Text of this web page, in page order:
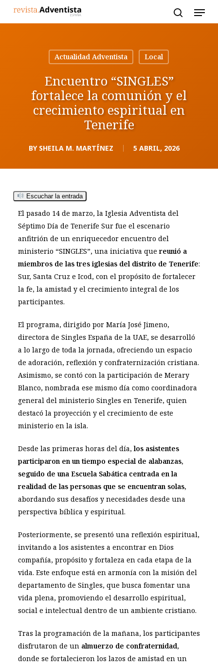
Actualidad Adventista
Local
Encuentro “SINGLES”
fortalece la comunión y el
crecimiento espiritual en
Tenerife
BY SHEILA M. MARTÍNEZ 5 ABRIL, 2026
Escuchar la entrada
El pasado 14 de marzo, la Iglesia Adventista del
Séptimo Día de Tenerife Sur fue el escenario
anfitrión de un enriquecedor encuentro del
ministerio “SINGLES”, una iniciativa quereunió a
miembros de las tres iglesias del distrito de Tenerife:
Sur, Santa Cruz e Icod, con el propósito de fortalecer
la fe, la amistad y el crecimiento integral de los
participantes.
El programa, dirigido por María José Jimeno,
directora de Singles España de la UAE, se desarrolló
a lo largo de toda la jornada, ofreciendo un espacio
de adoración, reflexión y confraternización cristiana.
Asimismo, se contó con la participación de Merary
Blanco, nombrada ese mismo día como coordinadora
general del ministerio Singles en Tenerife, quien
destacó la proyección y el crecimiento de este
ministerio en la isla.
Desde las primeras horas del día,los asistentes
participaron en un tiempo especial de alabanzas,
seguido de una Escuela Sabática centrada en la
realidad de las personas que se encuentran solas,
abordando sus desafíos y necesidades desde una
perspectiva bíblica y espiritual.
Posteriormente, se presentó una reflexión espiritual,
invitando a los asistentes a encontrar en Dios
compañía, propósito y fortaleza en cada etapa de la
vida. Este enfoque está en armonía con la misión del
departamento de Singles, que busca fomentar una
vida plena, promoviendo el desarrollo espiritual,
social e intelectual dentro de un ambiente cristiano.
Tras la programación de la mañana, los participantes
disfrutaron de un almuerzo de confraternidad,
donde se fortalecieron los lazos de amistad en un